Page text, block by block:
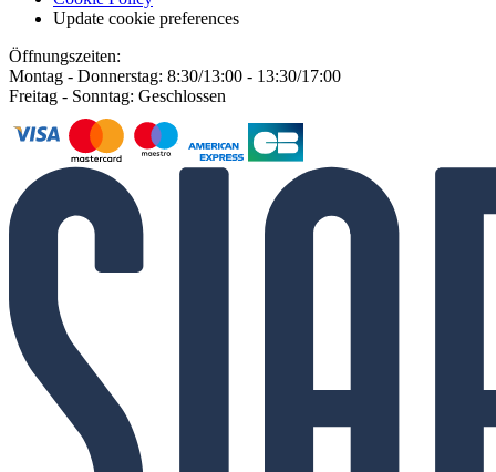
Update cookie preferences
Öffnungszeiten:
Montag - Donnerstag: 8:30/13:00 - 13:30/17:00
Freitag - Sonntag: Geschlossen